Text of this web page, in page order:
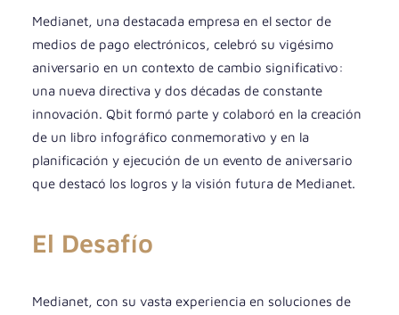
Medianet, una destacada empresa en el sector de
medios de pago electrónicos, celebró su vigésimo
aniversario en un contexto de cambio significativo:
una nueva directiva y dos décadas de constante
innovación. Qbit formó parte y colaboró en la creación
de un libro infográfico conmemorativo y en la
planificación y ejecución de un evento de aniversario
que destacó los logros y la visión futura de Medianet.
El Desafío
Medianet, con su vasta experiencia en soluciones de